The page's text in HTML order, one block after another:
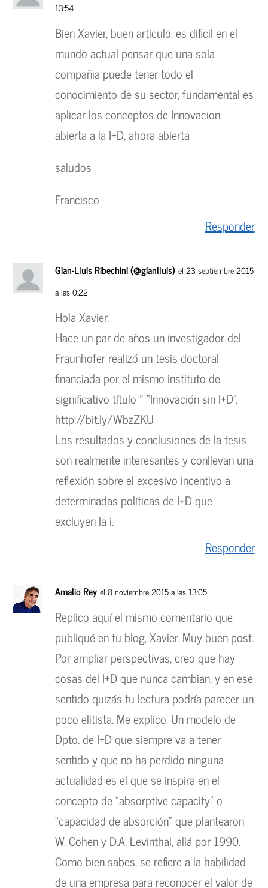
13:54
Bien Xavier, buen articulo, es dificil en el
mundo actual pensar que una sola
compañia puede tener todo el
conocimiento de su sector, fundamental es
aplicar los conceptos de Innovacion
abierta a la I+D, ahora abierta
saludos
Francisco
Responder
Gian-Lluis Ribechini (@gianlluis) el 23 septiembre 2015
a las 0:22
Hola Xavier.
Hace un par de años un investigador del
Fraunhofer realizó un tesis doctoral
financiada por el mismo instituto de
significativo título » “Innovación sin I+D”.
http://bit.ly/WbzZKU
Los resultados y conclusiones de la tesis
son realmente interesantes y conllevan una
reflexión sobre el excesivo incentivo a
determinadas políticas de I+D que
excluyen la i.
Responder
Amalio Rey el 8 noviembre 2015 a las 13:05
Replico aquí el mismo comentario que
publiqué en tu blog, Xavier. Muy buen post.
Por ampliar perspectivas, creo que hay
cosas del I+D que nunca cambian, y en ese
sentido quizás tu lectura podría parecer un
poco elitista. Me explico. Un modelo de
Dpto. de I+D que siempre va a tener
sentido y que no ha perdido ninguna
actualidad es el que se inspira en el
concepto de “absorptive capacity” o
“capacidad de absorción” que plantearon
W. Cohen y D.A. Levinthal, allá por 1990.
Como bien sabes, se refiere a la habilidad
de una empresa para reconocer el valor de